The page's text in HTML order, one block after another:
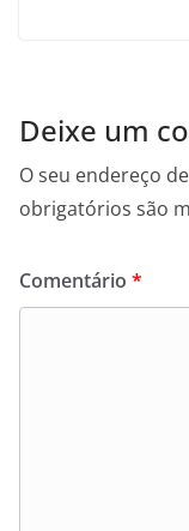
Deixe um
O seu endereço
obrigatórios são
Comentário *